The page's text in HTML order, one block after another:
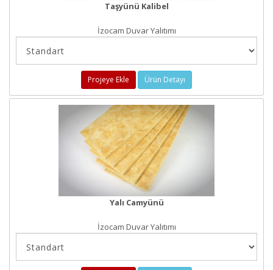
Taşyünü Kalibel
İzocam Duvar Yalıtımı
Projeye Ekle Ürün Detayı
Yalı Camyünü
İzocam Duvar Yalıtımı